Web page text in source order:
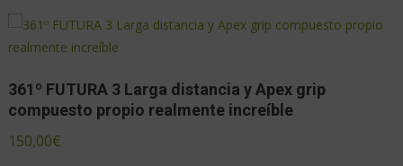
361º FUTURA 3 Larga distancia y Apex grip
compuesto propio realmente increíble
150,00€